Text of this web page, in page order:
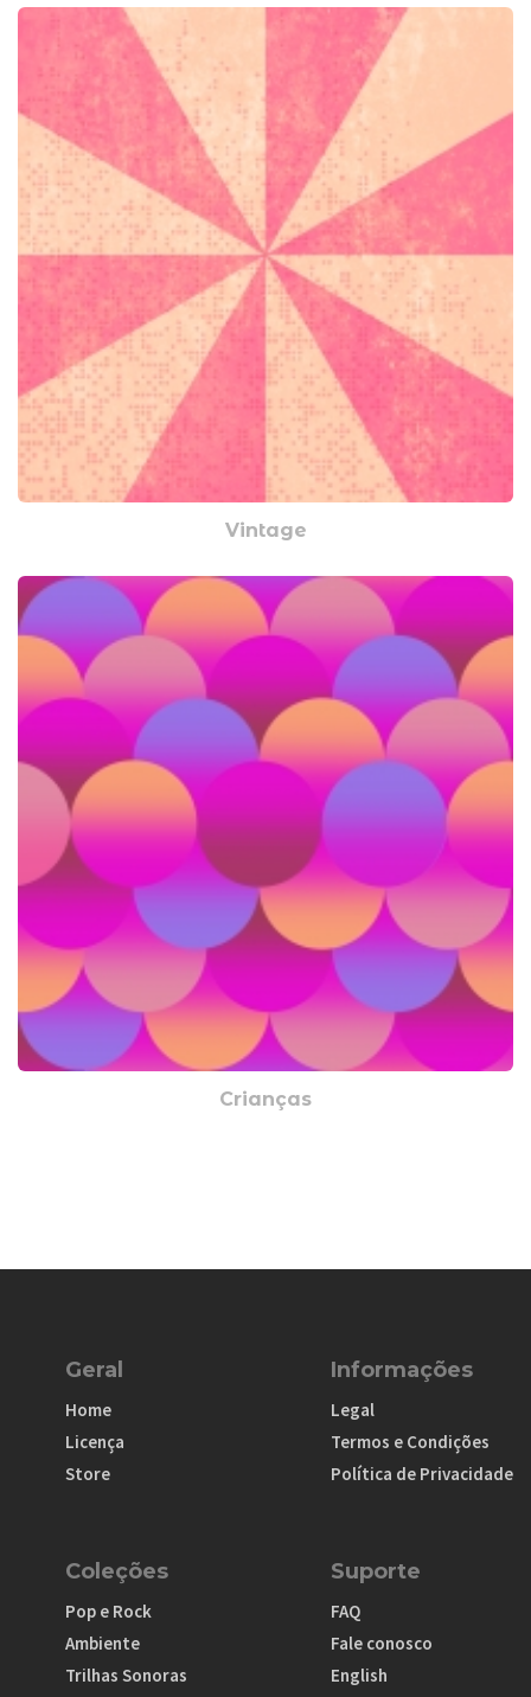
Vintage
Crianças
Geral
Home
Licença
Store
Informações
Legal
Termos e Condições
Política de Privacidade
Coleções
Pop e Rock
Ambiente
Trilhas Sonoras
Suporte
FAQ
Fale conosco
English